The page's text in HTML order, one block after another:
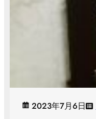
2023年7月6日